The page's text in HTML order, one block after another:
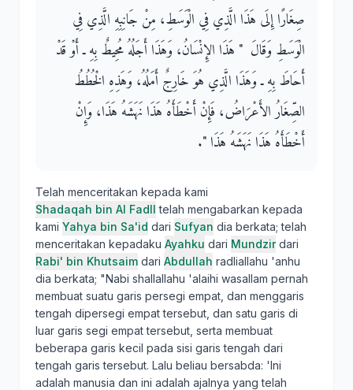
صِغَارًا إِلَى هَذَا الَّذِي فِي الْوَسَطِ، مِنْ جَانِبِهِ الَّذِي فِي
الْوَسَطِ وَقَالَ ‏ "‏ هَذَا الإِنْسَانُ، وَهَذَا أَجَلُهُ مُحِيطٌ بِهِ ـ أَوْ قَدْ
أَحَاطَ بِهِ ـ وَهَذَا الَّذِي هُوَ خَارِجٌ أَمَلُهُ، وَهَذِهِ الْخُطُطُ
الصِّغَارُ الأَعْرَاضُ، فَإِنْ أَخْطَأَهُ هَذَا نَهَشَهُ هَذَا، وَإِنْ
أَخْطَأَهُ هَذَا نَهَشَهُ هَذَا ‏"‏‏.‏
Telah menceritakan kepada kami
Shadaqah bin Al Fadll telah mengabarkan kepada
kami Yahya bin Sa'id dari Sufyan dia berkata; telah
menceritakan kepadaku Ayahku dari Mundzirdari
Rabi' bin Khutsaim dari Abdullah radliallahu 'anhu
dia berkata; "Nabi shallallahu 'alaihi wasallam pernah
membuat suatu garis persegi empat, dan menggaris
tengah dipersegi empat tersebut, dan satu garis di
luar garis segi empat tersebut, serta membuat
beberapa garis kecil pada sisi garis tengah dari
tengah garis tersebut. Lalu beliau bersabda: 'Ini
adalah manusia dan ini adalah ajalnya yang telah